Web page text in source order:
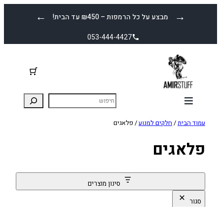
← מבצע על כל הרמפות – ₪450 עד הבית! →
053-444-4427
עמוד הבית/ חלקים למנוע/ פלאגים
פלאגים
סינון מוצרים
סגור